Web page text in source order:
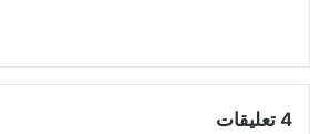
‫4 تعليقات